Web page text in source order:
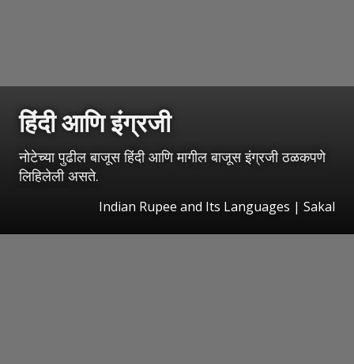
हिंदी आणि इंग्रजी
नोटेच्या पुढील बाजूस हिंदी आणि मागील बाजूस इंग्रजी ठळकपणे
लिहिलेली असते.
Indian Rupee and Its Languages | Sakal